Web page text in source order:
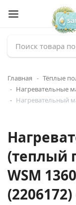
Главная Тёплые
Нагревательные
Нагревательный
(теплый
WSM